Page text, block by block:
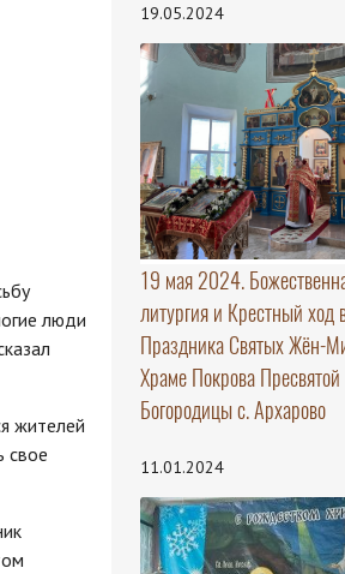
люди
жителей
свое
19.05.2024
19 мая 2024.
литургия и Крестный ход
Праздника Святых Жён-
Храме Покрова Пресвятой
Богородицы с. Архарово
11.01.2024